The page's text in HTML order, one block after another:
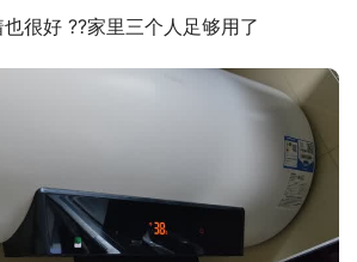
很好 ??家里三个人足够用了